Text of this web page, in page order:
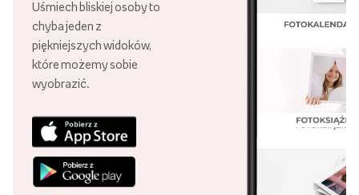
Uśmiech bliskiej osoby to
chyba jeden z
piękniejszych widoków,
które możemy sobie
wyobrazić.